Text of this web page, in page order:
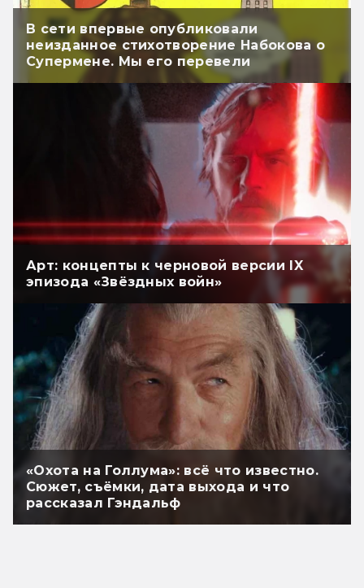
В сети впервые опубликовали
неизданное стихотворение Набокова о
Супермене. Мы его перевели
Арт: концепты к черновой версии IX
эпизода «Звёздных войн»
«Охота на Голлума»: всё что известно.
Сюжет, съёмки, дата выхода и что
рассказал Гэндальф